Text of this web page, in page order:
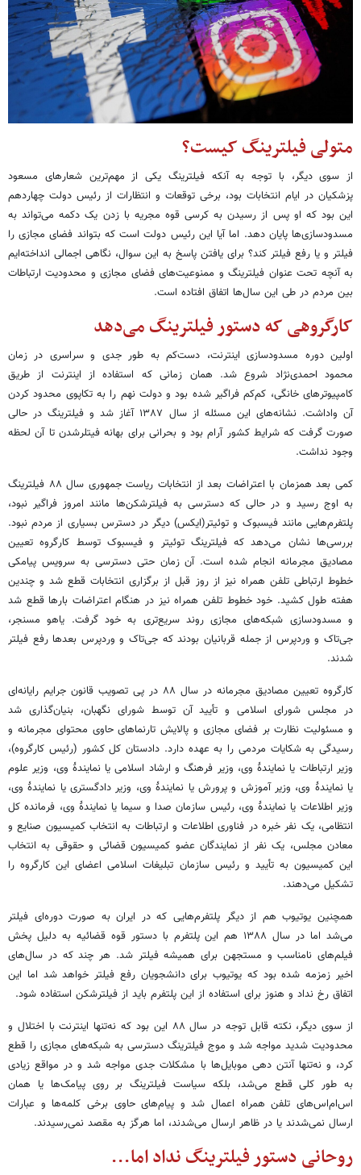
متولی فیلترینگ کیست؟
از سوی دیگر، با توجه به آنکه فیلترینگ یکی از مهم‌ترین شعارهای مسعود
پزشکیان در ایام انتخابات بود، برخی توقعات و انتظارات از رئیس دولت چهاردهم
این بود که او پس از رسیدن به کرسی قوه مجریه با زدن یک دکمه می‌تواند به
مسدودسازی‌ها پایان دهد. اما آیا این رئیس دولت است که بتواند فضای مجازی را
فیلتر و یا رفع فیلتر کند؟ برای یافتن پاسخ به این سوال، نگاهی اجمالی انداخته‌ایم
به آنچه تحت عنوان فیلترینگ و ممنوعیت‌های فضای مجازی و محدودیت ارتباطات
بین مردم در طی این سال‌ها اتفاق افتاده است.
کارگروهی که دستور فیلترینگ می‌دهد
اولین دوره مسدودسازی اینترنت، دست‌کم به طور جدی و سراسری در زمان
محمود احمدی‌نژاد شروع شد. همان زمانی که استفاده از اینترنت از طریق
کامپیوترهای خانگی، کم‌کم فراگیر شده بود و دولت نهم را به تکاپوی محدود کردن
آن واداشت. نشانه‌های این مسئله از سال ۱۳۸۷ آغاز شد و فیلترینگ در حالی
صورت گرفت که شرایط کشور آرام بود و بحرانی برای بهانه فیتلرشدن تا آن لحظه
وجود نداشت.
کمی بعد همزمان با اعتراضات بعد از انتخابات ریاست جمهوری سال ۸۸ فیلترینگ
به اوج رسید و در حالی که دسترسی به فیلترشکن‌ها مانند امروز فراگیر نبود،
پلتفرم‌هایی مانند فیسبوک و توئیتر(ایکس) دیگر در دسترس بسیاری از مردم نبود.
بررسی‌ها نشان می‌دهد که فیلترینگ توئیتر و فیسبوک توسط کارگروه تعیین
مصادیق مجرمانه انجام شده است. آن زمان حتی دسترسی به سرویس پیامکی
خطوط ارتباطی تلفن همراه نیز از روز قبل از برگزاری انتخابات قطع شد و چندین
هفته طول کشید. خود خطوط تلفن همراه نیز در هنگام اعتراضات بارها قطع شد
و مسدودسازی شبکه‌های مجازی روند سریع‌تری به خود گرفت. یاهو مسنجر،
جی‌تاک و وردپرس از جمله قربانیان بودند که جی‌تاک و وردپرس بعدها رفع فیلتر
شدند.
کارگروه تعیین مصادیق مجرمانه در سال ۸۸ در پی تصویب قانون جرایم رایانه‌ای
در مجلس شورای اسلامی و تأیید آن توسط شورای نگهبان، بنیان‌گذاری شد
و مسئولیت نظارت بر فضای مجازی و پالایش تارنماهای حاوی محتوای مجرمانه و
رسیدگی به شکایات مردمی را به عهده دارد. دادستان کل کشور (رئیس کارگروه)،
وزیر ارتباطات یا نمایندهٔ وی، وزیر فرهنگ و ارشاد اسلامی یا نمایندهٔ وی، وزیر علوم
یا نمایندهٔ وی، وزیر آموزش و پرورش یا نمایندهٔ وی، وزیر دادگستری یا نمایندهٔ وی،
وزیر اطلاعات یا نمایندهٔ وی، رئیس سازمان صدا و سیما یا نمایندهٔ وی، فرمانده کل
انتظامی، یک نفر خبره در فناوری اطلاعات و ارتباطات به انتخاب کمیسیون صنایع و
معادن مجلس، یک نفر از نمایندگان عضو کمیسیون قضائی و حقوقی به انتخاب
این کمیسیون به تأیید و رئیس سازمان تبلیغات اسلامی اعضای این کارگروه را
تشکیل می‌دهند.
همچنین یوتیوب هم از دیگر پلتفرم‌هایی که در ایران به صورت دوره‌ای فیلتر
می‌شد اما در سال ۱۳۸۸ هم این پلتفرم با دستور قوه قضائیه به دلیل پخش
فیلم‌های نامناسب و مستجهن برای همیشه فیلتر شد. هر چند که در سال‌های
اخیر زمزمه شده بود که یوتیوب برای دانشجویان رفع فیلتر خواهد شد اما این
اتفاق رخ نداد و هنوز برای استفاده از این پلتفرم باید از فیلترشکن استفاده شود.
از سوی دیگر، نکته قابل توجه در سال ۸۸ این بود که نه‌تنها اینترنت با اختلال و
محدودیت شدید مواجه شد و موج فیلترینگ دسترسی به شبکه‌های مجازی را قطع
کرد، و نه‌تنها آنتن دهی موبایل‌ها با مشکلات جدی مواجه شد و در مواقع زیادی
به طور کلی قطع می‌شد، بلکه سیاست فیلترینگ بر روی پیامک‌ها یا همان
اس‌ام‌اس‌های تلفن همراه اعمال شد و پیام‌های حاوی برخی کلمه‌ها و عبارات
ارسال نمی‌شدند یا در ظاهر ارسال می‌شدند، اما هرگز به مقصد نمی‌رسیدند.
روحانی دستور فیلترینگ نداد اما...